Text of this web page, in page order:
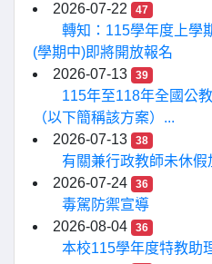
2026-07-22
47
轉知：115學年度上學
(學期中)即將開放報名
2026-07-13
39
115年至118年全國公
（以下簡稱該方案）...
2026-07-13
38
有關兼行政教師未休
2026-07-24
36
毒駕防禦宣導
2026-08-04
36
本校115學年度特教助